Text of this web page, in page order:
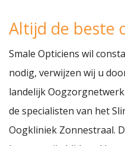
Altijd de beste
Smale Opticiens wil
nodig, verwijzen wij u
landelijk
de specialisten van het
Oogkliniek Zonnestraal.